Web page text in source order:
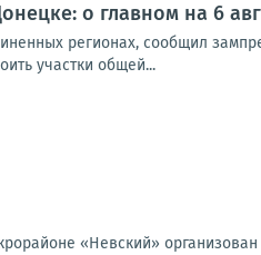
о главном на 6
регионах, сообщил
участки общей...
«Невский»